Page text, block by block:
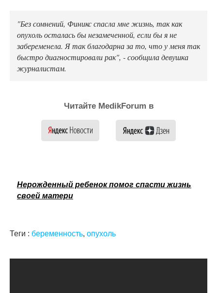
"Без сомнений, Финикс спасла мне жизнь, так как
опухоль осталась бы незамеченной, если бы я не
забеременела. Я так благодарна за то, что у меня так
быстро диагностировали рак", - сообщила девушка
журналистам.
Читайте MedikForum в
Нерожденный ребенок помог спасти жизнь
своей матери
Теги : беременность, опухоль